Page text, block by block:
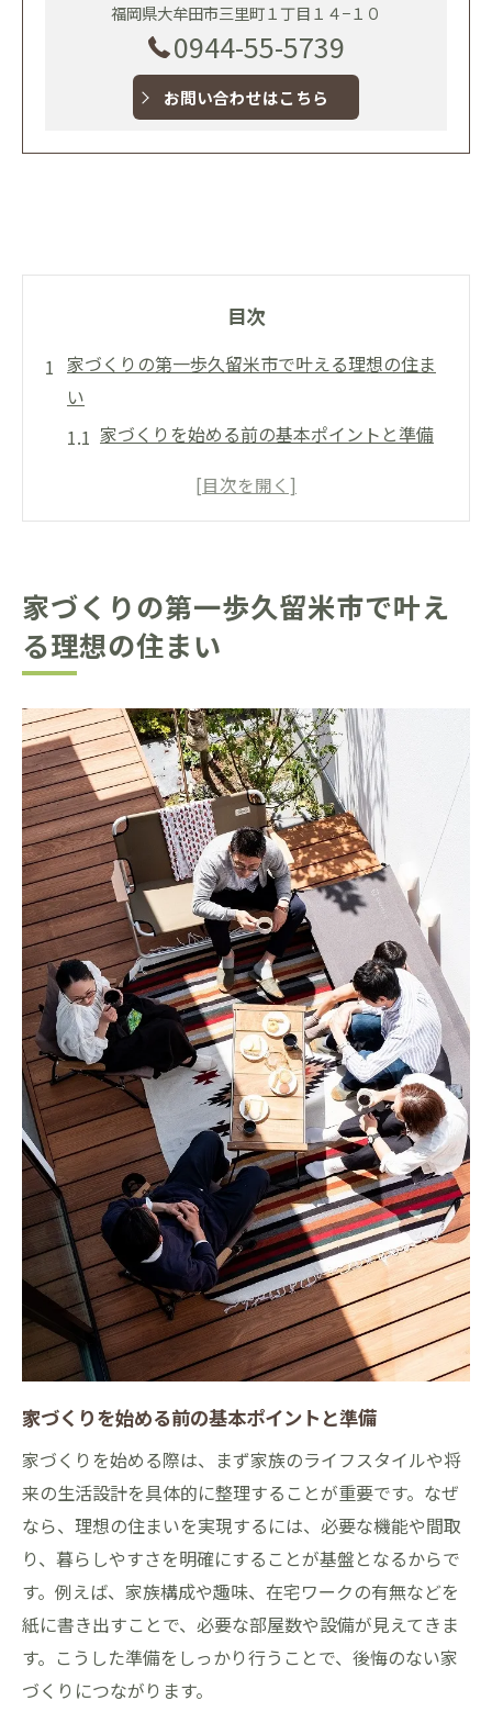
福岡県大牟田市三里町１丁目１４−１０
0944-55-5739
お問い合わせはこちら
目次
家づくりの第一歩久留米市で叶える理想の住ま
い
家づくりを始める前の基本ポイントと準備
久留米市で理想の家づくりを考える視点
久留米市家づくりの費用や相場を押さえる
重要性
家づくりに強い久留米市工務店の特徴とは
家づくりのパートナー選びで注目すべき点
久留米市で評判の工務店選び方のポイント
理想の家づくりを叶える工務店の比較基準
失敗しない家づくり工務店選びのコツ
注文住宅を建てるなら久留米の家づくりが最適
注文住宅で叶える久留米市ならではの家づ
くり
家づくりで自由設計を実現するための流れ
久留米市注文住宅の家づくり費用と相場を
解説
理想の間取りを実現する家づくりの工夫
家づくりで重視したいデザインと機能性の
両立
地域密着型工務店と進める家づくり体験記
地域密着工務店で家づくりを任せて安心
家づくりの現場で感じる地域工務店の魅力
久留米市の工務店活用で家づくりが変わる
理由
家づくり体験談から学ぶ工務店選びの視点
家づくりを支えるスタッフとの信頼構築法
家づくりに悩む方へ久留米での安心ポイント
家づくりの悩みを解消する相談先の選び方
久留米市で家づくりの不安を減らすサポー
ト体制
家づくりで迷った時に役立つポイントを紹
介
家づくりの安心を支える工務店の対応力と
家づくりの第一歩久留米市で叶え
る理想の住まい
家づくりを始める前の基本ポイントと準備
家づくりを始める際は、まず家族のライフスタイルや将
来の生活設計を具体的に整理することが重要です。なぜ
なら、理想の住まいを実現するには、必要な機能や間取
り、暮らしやすさを明確にすることが基盤となるからで
す。例えば、家族構成や趣味、在宅ワークの有無などを
紙に書き出すことで、必要な部屋数や設備が見えてきま
す。こうした準備をしっかり行うことで、後悔のない家
づくりにつながります。